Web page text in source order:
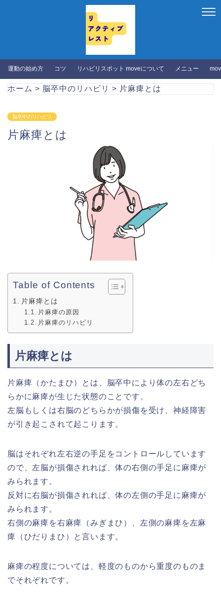
運動の始め方 コツ リハビリスポット moveについて メニュー
ホーム > 脳卒中のリハビリ > 片麻痺とは
脳卒中のリハビリ
片麻痺とは
Table of Contents
片麻痺とは
片麻痺の原因
片麻痺のリハビリ
片麻痺とは
片麻痺（かたまひ）とは、脳卒中により体の左右どち
らかに麻痺が生じた状態のことです。
左脳もしくは右脳のどちらかが損傷を受け、神経障害
が引き起こされて起こります。
脳はそれぞれ左右逆の手足をコントロールしています
ので、左脳が損傷されれば、体の右側の手足に麻痺が
みられます。
反対に右脳が損傷されれば、体の左側の手足に麻痺が
みられます。
右側の麻痺を右麻痺（みぎまひ）、左側の麻痺を左麻
痺（ひだりまひ）と言います。
麻痺の程度については、軽度のものから重度のものま
でそれぞれです。